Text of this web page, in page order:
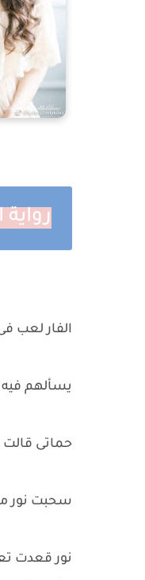
الفار لعب
يسألهم فيه
حماتى
سحبت نور
نور قعدت